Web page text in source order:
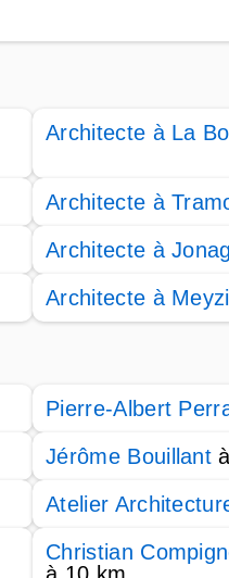
Architecte à La
Architecte à
Architecte à
Architecte à
Pierre-Albert
Jérôme Bouillant
Atelier
Christian